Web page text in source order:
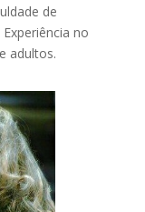
de
no
adultos.